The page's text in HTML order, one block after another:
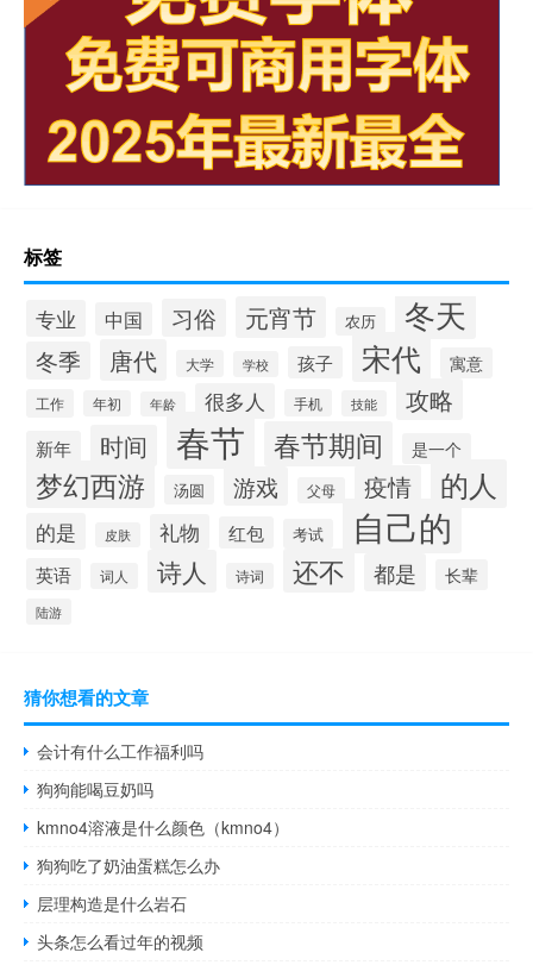
标签
专业 中国 习俗 元宵节 农历 冬天
冬季 唐代 大学 学校 孩子 宋代 寓意
工作 年初 年龄 很多人 手机 技能 攻略
新年 时间 春节 春节期间 是一个
梦幻西游 汤圆 游戏 父母 疫情 的人
的是 皮肤 礼物 红包 考试 自己的
英语 词人 诗人 诗词 还不 都是 长辈
陆游
猜你想看的文章
会计有什么工作福利吗
狗狗能喝豆奶吗
kmno4溶液是什么颜色（kmno4）
狗狗吃了奶油蛋糕怎么办
层理构造是什么岩石
头条怎么看过年的视频